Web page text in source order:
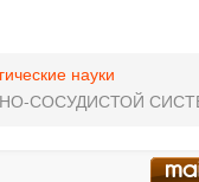
науки
СОСУДИСТОЙ